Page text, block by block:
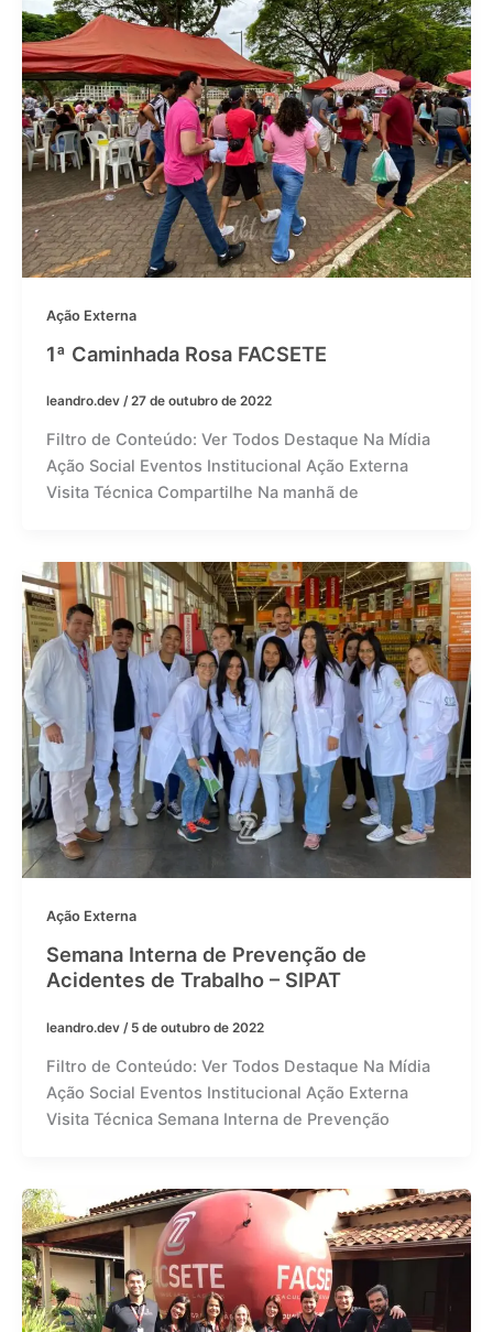
Ação Externa
1ª Caminhada Rosa FACSETE
leandro.dev /27 de outubro de 2022
Filtro de Conteúdo: Ver Todos Destaque Na Mídia
Ação Social Eventos Institucional Ação Externa
Visita Técnica Compartilhe Na manhã de
Ação Externa
Semana Interna de Prevenção de
Acidentes de Trabalho – SIPAT
leandro.dev / 5 de outubro de 2022
Filtro de Conteúdo: Ver Todos Destaque Na Mídia
Ação Social Eventos Institucional Ação Externa
Visita Técnica Semana Interna de Prevenção